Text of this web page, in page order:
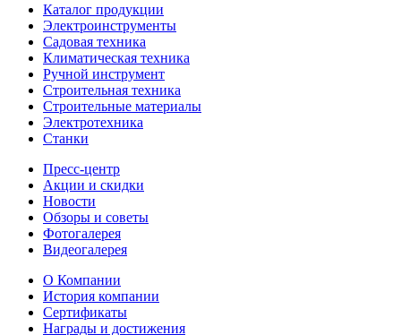
Каталог продукции
Электроинструменты
Садовая техника
Климатическая техника
Ручной инструмент
Строительная техника
Строительные материалы
Электротехника
Станки
Пресс-центр
Акции и скидки
Новости
Обзоры и советы
Фотогалерея
Видеогалерея
О Компании
История компании
Сертификаты
Награды и достижения